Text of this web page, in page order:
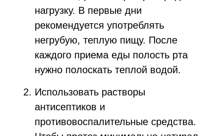
нагрузку. В первые дни
рекомендуется употреблять
негрубую, теплую пищу. После
каждого приема еды полость рта
нужно полоскать теплой водой.
Использовать растворы
антисептиков и
противовоспалительные средства.